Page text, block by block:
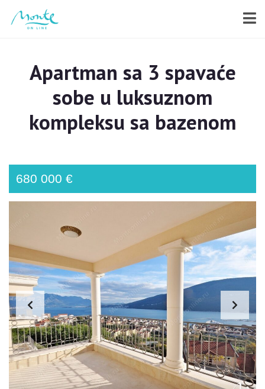
Apartman sa 3 spavaće
sobe u luksuznom
kompleksu sa bazenom
680 000 €